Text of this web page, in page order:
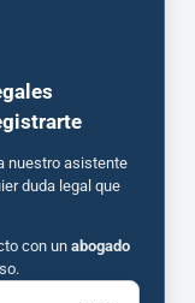
nuestro asistente
duda legal que
con un abogado